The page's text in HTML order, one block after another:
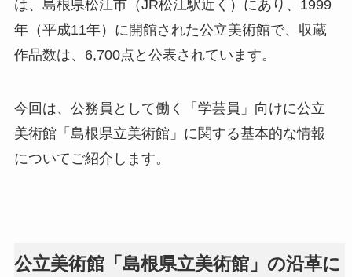
は、島根県松江市（JR松江駅近く）にあり、1999
年（平成11年）に開館された公立美術館で、収蔵
作品数は、6,700点と公表されています。
今回は、公務員として働く「学芸員」向けに公立
美術館「島根県立美術館」に関する基本的な情報
についてご紹介します。
公立美術館「島根県立美術館」の沿革に